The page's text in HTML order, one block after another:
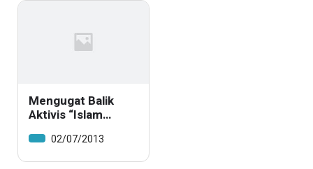
Mengugat Balik
Aktivis “Islam
Pemarah
02/07/2013